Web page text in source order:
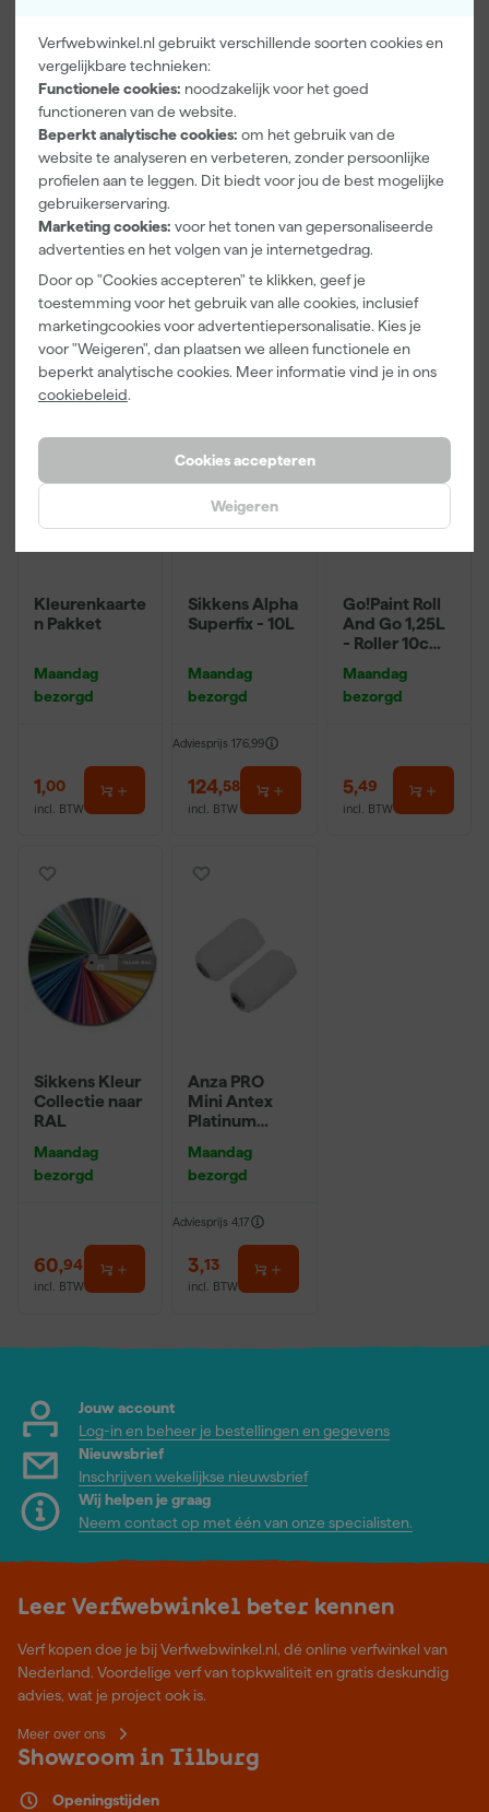
Verfwebwinkel.nl gebruikt verschillende soorten cookies en
vergelijkbare technieken:
Functionele cookies: noodzakelijk voor het goed
functioneren van de website.
Beperkt analytische cookies: om het gebruik van de
website te analyseren en verbeteren, zonder persoonlijke
profielen aan te leggen. Dit biedt voor jou de best mogelijke
gebruikerservaring.
Marketing cookies: voor het tonen van gepersonaliseerde
advertenties en het volgen van je internetgedrag.
Door op "Cookies accepteren" te klikken, geef je
toestemming voor het gebruik van alle cookies, inclusief
marketingcookies voor advertentiepersonalisatie. Kies je
voor "Weigeren", dan plaatsen we alleen functionele en
beperkt analytische cookies. Meer informatie vind je in ons
cookiebeleid.
Cookies accepteren
Weigeren
Kleurdekking Dekkend
Overschilderbaar na
Bekijk alle kenmerken
Documenten
Vaak gekocht met
Kleurenkaarte
n Pakket
Maandag
bezorgd
1 ,00
incl. BTW
Sikkens Alpha
Superfix - 10L
Maandag
bezorgd
Adviesprijs 176,99
124,58
incl. BTW
Go!Paint Roll
And Go 1,25L
- Roller 10cm
Inzetbakken
Maandag
bezorgd
5,49
incl. BTW
Sikkens Kleur
Collectie naar
RAL
Maandag
bezorgd
60,94
incl. BTW
Anza PRO
Mini Antex
Platinum
r - 5cm (2st)
Maandag
bezorgd
Adviesprijs 4,17
3,13
incl. BTW
Jouw account
Log-in en beheer je bestellingen en gegevens
Nieuwsbrief
Inschrijven wekelijkse nieuwsbrief
Wij helpen je graag
Neem contact op met één van onze specialisten.
Leer Verfwebwinkel beter kennen
Verf kopen doe je bij Verfwebwinkel.nl, dé online verfwinkel van
Nederland. Voordelige verf van topkwaliteit en gratis deskundig
advies, wat je project ook is.
Meer over ons
Showroom in Tilburg
Openingstijden